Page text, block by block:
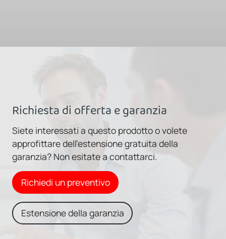
Richiesta di offerta e garanzia
Siete interessati a questo prodotto o volete
approfittare dell'estensione gratuita della
garanzia? Non esitate a contattarci.
Richiedi un preventivo
Estensione della garanzia